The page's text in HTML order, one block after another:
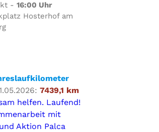
- 16:00 Uhr
Hosterhof am
7439,1 km
helfen. Laufend!
mit
Aktion Palca